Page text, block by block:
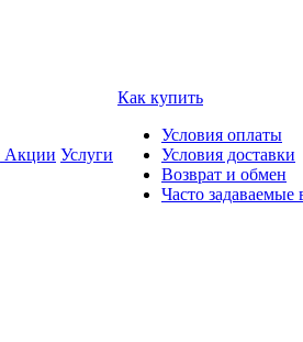
Акции Услуги
Как купить
Условия оплаты
Условия доставки
Возврат и обмен
Часто задаваемые